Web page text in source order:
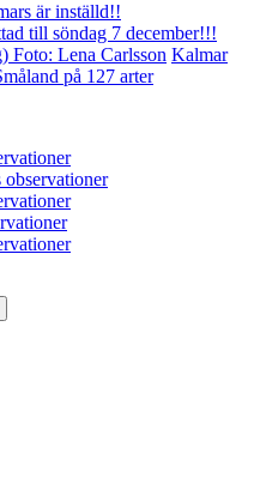
är inställd!!
till söndag 7 december!!!
Kalmar
på 127 arter
observationer